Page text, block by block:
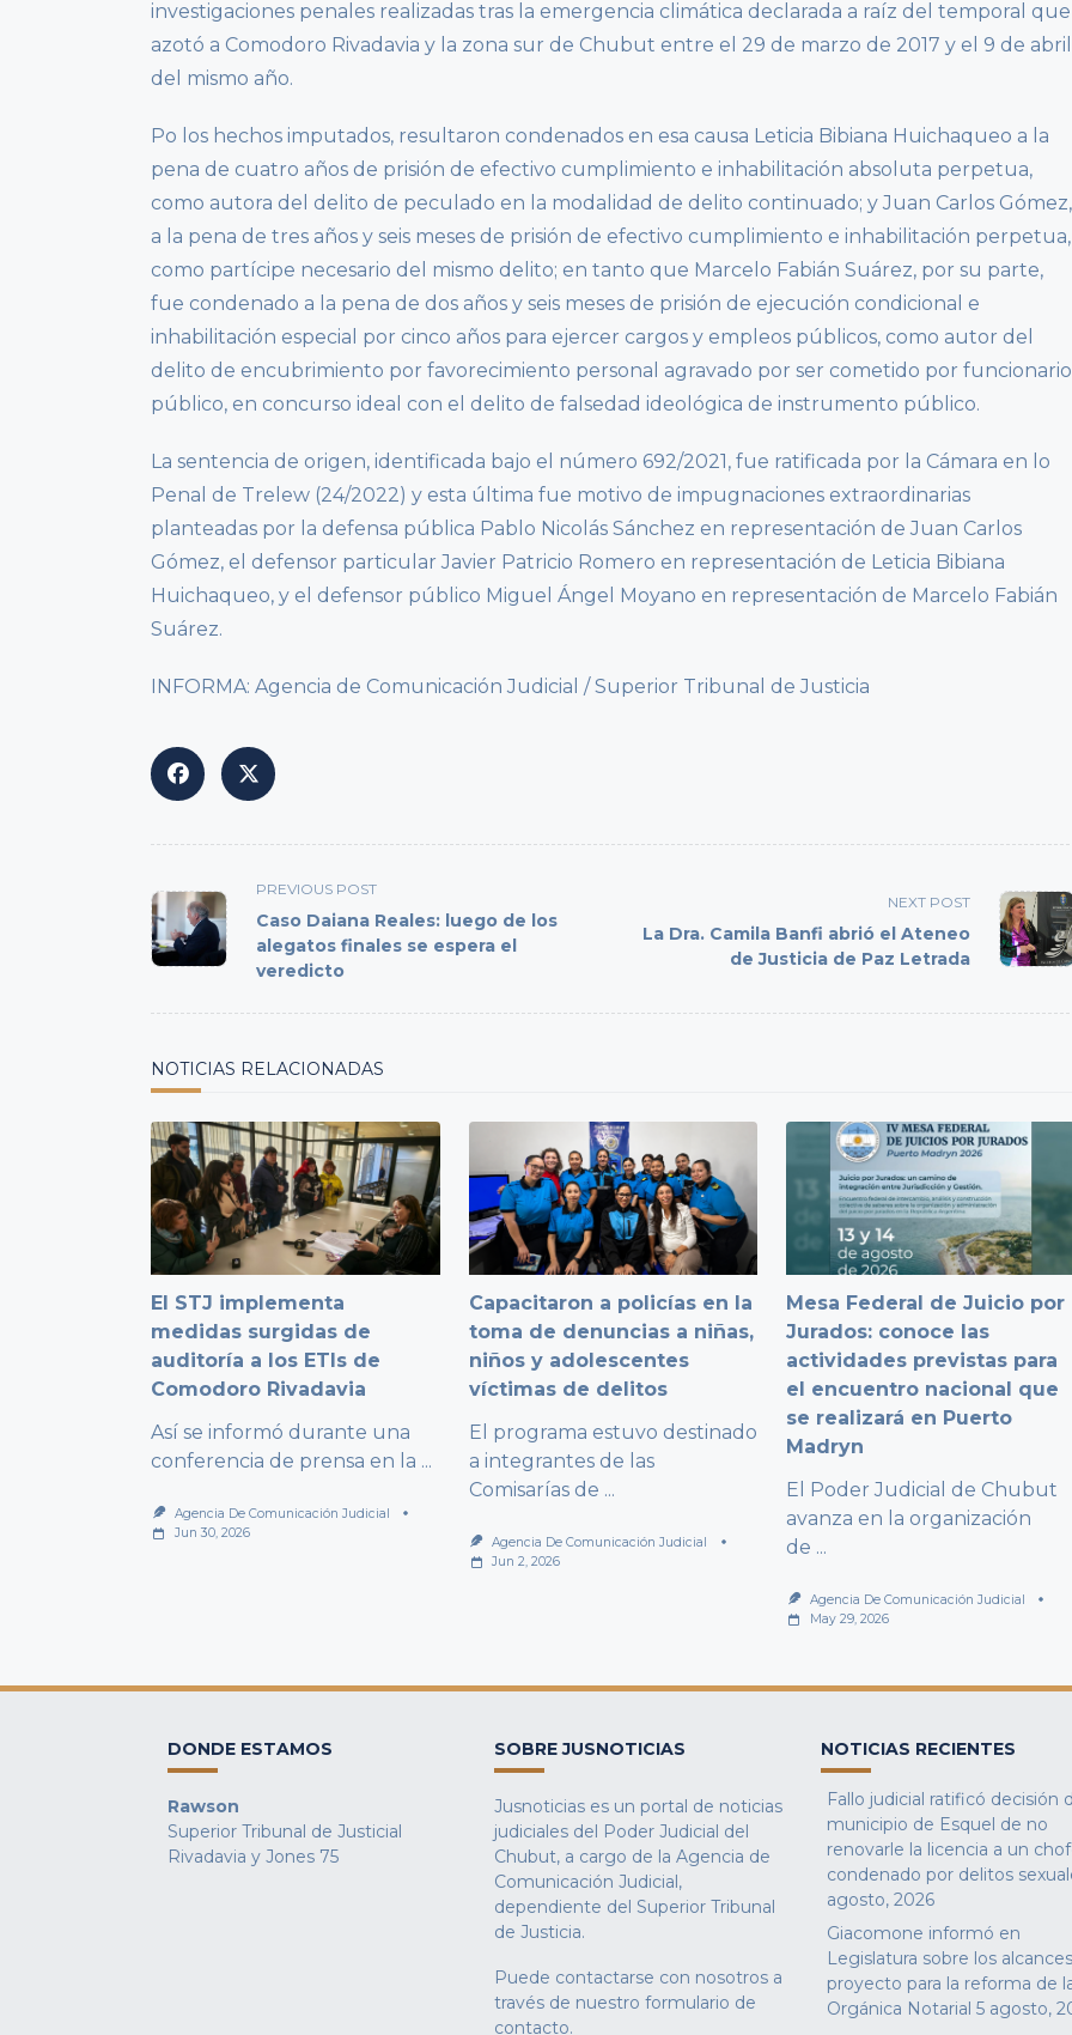
investigaciones penales realizadas tras la emergencia climática declarada a raíz del temporal que
azotó a Comodoro Rivadavia y la zona sur de Chubut entre el 29 de marzo de 2017 y el 9 de abril
del mismo año.
Po los hechos imputados, resultaron condenados en esa causa Leticia Bibiana Huichaqueo a la
pena de cuatro años de prisión de efectivo cumplimiento e inhabilitación absoluta perpetua,
como autora del delito de peculado en la modalidad de delito continuado; y Juan Carlos Gómez,
a la pena de tres años y seis meses de prisión de efectivo cumplimiento e inhabilitación perpetua,
como partícipe necesario del mismo delito; en tanto que Marcelo Fabián Suárez, por su parte,
fue condenado a la pena de dos años y seis meses de prisión de ejecución condicional e
inhabilitación especial por cinco años para ejercer cargos y empleos públicos, como autor del
delito de encubrimiento por favorecimiento personal agravado por ser cometido por funcionario
público, en concurso ideal con el delito de falsedad ideológica de instrumento público.
La sentencia de origen, identificada bajo el número 692/2021, fue ratificada por la Cámara en lo
Penal de Trelew (24/2022) y esta última fue motivo de impugnaciones extraordinarias
planteadas por la defensa pública Pablo Nicolás Sánchez en representación de Juan Carlos
Gómez, el defensor particular Javier Patricio Romero en representación de Leticia Bibiana
Huichaqueo, y el defensor público Miguel Ángel Moyano en representación de Marcelo Fabián
Suárez.
INFORMA: Agencia de Comunicación Judicial / Superior Tribunal de Justicia
<span
class="nav-
subtitle
screen-
PREVIOUS POST
Caso Daiana Reales: luego de los
alegatos finales se espera el
veredicto
NEXT POST
La Dra. Camila Banfi abrió el Ateneo
de Justicia de Paz Letrada
NOTICIAS RELACIONADAS
El STJ implementa
medidas surgidas de
auditoría a los ETIs de
Comodoro Rivadavia
Así se informó durante una
conferencia de prensa en la ...
Agencia De Comunicación Judicial
Jun 30, 2026
Capacitaron a policías en la
toma de denuncias a niñas,
niños y adolescentes
víctimas de delitos
El programa estuvo destinado
a integrantes de las
Comisarías de ...
Agencia De Comunicación Judicial
Jun 2, 2026
Mesa Federal de Juicio por
Jurados: conoce las
actividades previstas para
el encuentro nacional que
se realizará en Puerto
Madryn
El Poder Judicial de Chubut
avanza en la organización
de ...
Agencia De Comunicación Judicial
May 29, 2026
DONDE ESTAMOS
Rawson
Superior Tribunal de Justicial
Rivadavia y Jones 75
SOBRE JUSNOTICIAS
Jusnoticias es un portal de noticias
judiciales del Poder Judicial del
Chubut, a cargo de la Agencia de
Comunicación Judicial,
dependiente del Superior Tribunal
de Justicia.
Puede contactarse con nosotros a
través de nuestro formulario de
contacto.
NOTICIAS RECIENTES
Fallo judicial ratificó decisión
municipio de Esquel de no
renovarle la licencia a un
condenado por delitos
agosto, 2026
Giacomone informó en
Legislatura sobre los
proyecto para la reforma de
Orgánica Notarial 5 agosto,